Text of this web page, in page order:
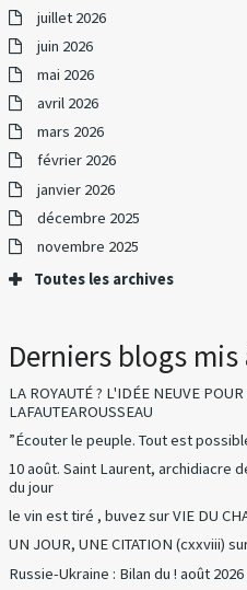
juillet 2026
juin 2026
mai 2026
avril 2026
mars 2026
février 2026
janvier 2026
décembre 2025
novembre 2025
Toutes les archives
Derniers blogs
LA ROYAUTÉ ? L'IDÉE NEUVE
LAFAUTEAROUSSEAU
”Écouter le peuple. Tout est
10 août. Saint Laurent, archidiacre
du jour
le vin est tiré , buvezsurVIE DU
UN JOUR, UNE CITATION (cxxviii)
Russie-Ukraine : Bilan du ! août 2026